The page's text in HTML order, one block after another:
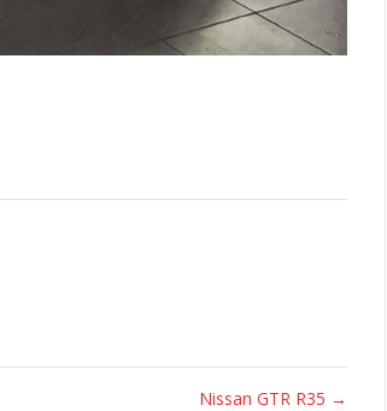
Nissan GTR R35 →